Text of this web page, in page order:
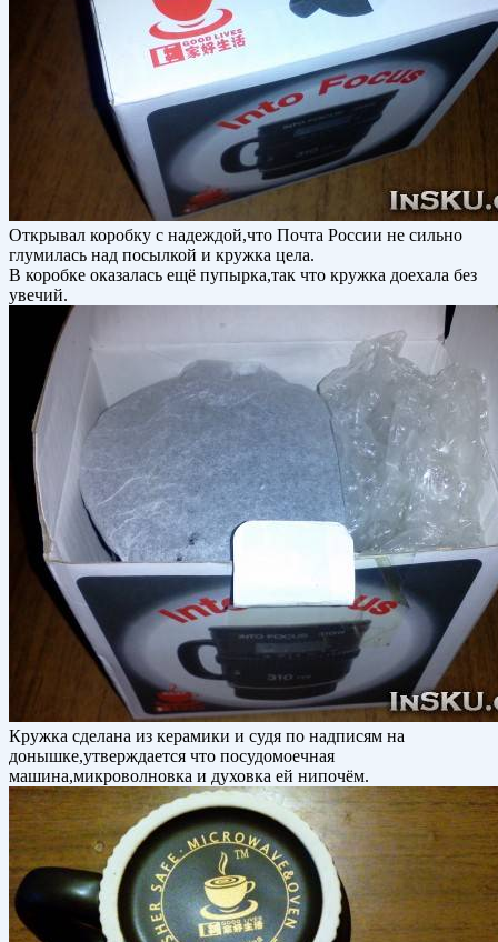
Открывал коробку с надеждой,что Почта России не сильно
глумилась над посылкой и кружка цела.
В коробке оказалась ещё пупырка,так что кружка доехала без
увечий.
Кружка сделана из керамики и судя по надписям на
донышке,утверждается что посудомоечная
машина,микроволновка и духовка ей нипочём.